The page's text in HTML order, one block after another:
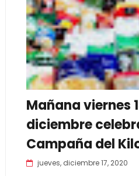
Mañana viernes
diciembre
Campaña del
jueves, diciembre 17, 2020